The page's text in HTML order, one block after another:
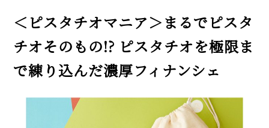
＜ピスタチオマニア＞まるでピスタ
チオそのもの!? ピスタチオを極限ま
で練り込んだ濃厚フィナンシェ